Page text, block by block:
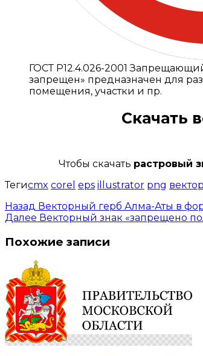
ГОСТ Р12.4.026-2001
запрещен» предназначен для
помещения, участки и пр.
Скачать
Чтобы скачать растровый
Тегиcmx corel eps illustrator png
Назад Векторный герб Алма-Аты в
Далее Векторный знак «запрещено
Похожие записи